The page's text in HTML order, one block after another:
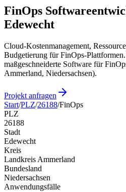
FinOps
Edewecht
Cloud-Kostenmanagement,
Budgetierung für FinOps-
maßgeschneiderte Software für
Ammerland, Niedersachsen).
Projekt anfragen
Start/PLZ/26188/FinOps
PLZ
26188
Stadt
Edewecht
Kreis
Landkreis Ammerland
Bundesland
Niedersachsen
Anwendungsfälle